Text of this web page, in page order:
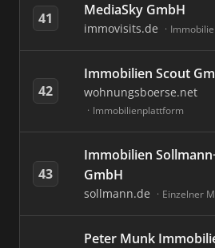
41 MediaSky GmbH
immovisits.de
42
Immobilien Scout
wohnungsboerse.net
Immobilienplattform
43
Immobilien
GmbH
sollmann.de Einzelner
Peter Munk